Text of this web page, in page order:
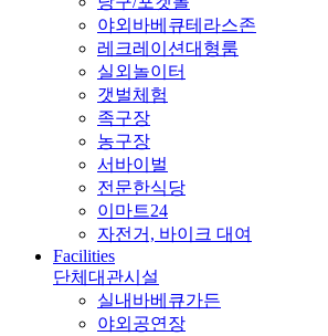
야외바베큐테라스존
레크레이션대형룸
실외놀이터
갯벌체험
족구장
농구장
서바이벌
전문한식당
이마트24
자전거, 바이크 대여
Facilities
단체대관시설
실내바베큐가든
야외공연장